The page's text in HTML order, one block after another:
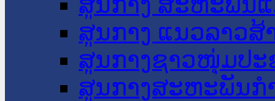
ສູນກາງ ແນວລາວສ້
ສູນກາງຊາວໜຸ່ມປະ
ສູນກາງສະຫະພັນກ